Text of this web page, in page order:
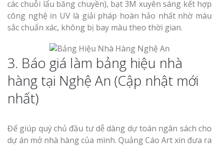
các chuỗi lẩu băng chuyền), bạt 3M xuyên sáng kết hợp
công nghệ in UV là giải pháp hoàn hảo nhất nhờ màu
sắc chuẩn xác, không bị bay màu theo thời gian.
3. Báo giá làm bảng hiệu nhà
hàng tại Nghệ An (Cập nhật mới
nhất)
Để giúp quý chủ đầu tư dễ dàng dự toán ngân sách cho
dự án mở nhà hàng của mình. Quảng Cáo Art xin đưa ra